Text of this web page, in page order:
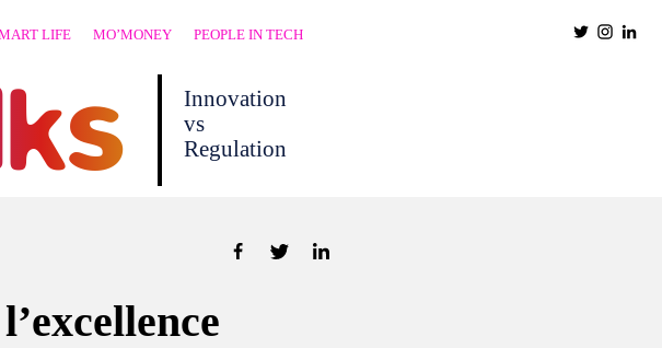
LIFE MO’MONEY PEOPLE IN TECH
Innovation
vs
Regulation